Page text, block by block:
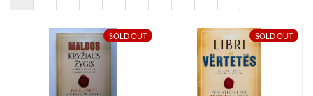
SOLD OUT SOLD OUT